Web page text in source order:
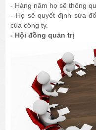
- Hàng năm họ sẽ thông
- Họ sẽ quyết định sửa
của công ty.
- Hội đồng quản trị